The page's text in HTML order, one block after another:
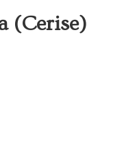
(Cerise)